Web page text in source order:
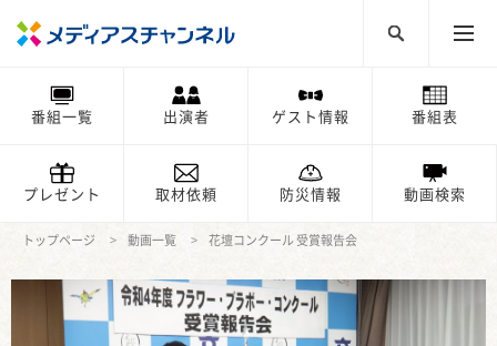
番組一覧 出演者 ゲスト情報 番組表
プレゼント 取材依頼 防災情報 動画検索
トップページ 動画一覧 花壇コンクール 受賞報告会